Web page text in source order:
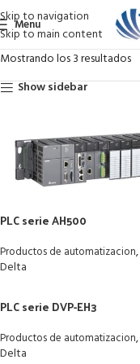
Skip to navigation
Skip to main content
Menu
Mostrando los 3 resultados
Show sidebar
PLC serie AH500
Productos de automatizacion,
Delta
PLC serie DVP-EH3
Productos de automatizacion,
Delta